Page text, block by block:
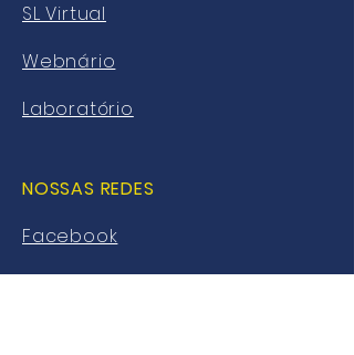
SL Virtual
Webnário
Laboratório
NOSSAS REDES
Facebook